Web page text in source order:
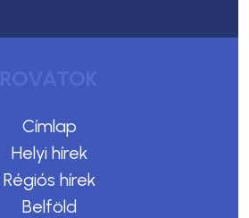
ROVATOK
Címlap
Helyi hírek
Régiós hírek
Belföld